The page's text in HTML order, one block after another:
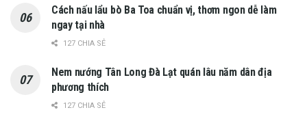
Cách nấu lẩu bò Ba Toa chuẩn vị, thơm ngon dễ làm
ngay tại nhà
127 CHIA SẺ
Nem nướng Tân Long Đà Lạt quán lâu năm dân địa
phương thích
127 CHIA SẺ